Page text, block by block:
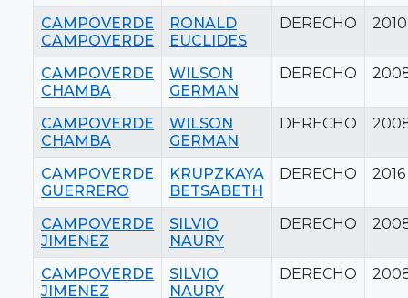
CAMPOVERDE
CAMPOVERDE
RONALD
EUCLIDES
DERECHO 2010
CAMPOVERDE
CHAMBA
WILSON
GERMAN
DERECHO
CAMPOVERDE
CHAMBA
WILSON
GERMAN
DERECHO
CAMPOVERDE
GUERRERO
KRUPZKAYA
BETSABETH
DERECHO 2016
CAMPOVERDE
JIMENEZ
SILVIO
NAURY
DERECHO
CAMPOVERDE
JIMENEZ
SILVIO
NAURY
DERECHO